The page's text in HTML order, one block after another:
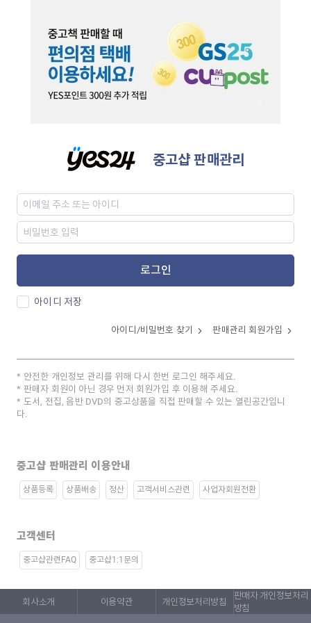
중고샵 판매관리
로그인
아이디 저장
아이디/비밀번호 찾기 판매관리 회원가입
안전한 개인정보 관리를 위해 다시 한번 로그인 해주세요.
판매자 회원이 아닌 경우 먼저 회원가입 후 이용해 주세요.
도서, 전집, 음반 DVD의 중고상품을 직접 판매할 수 있는 열린공간입니
다.
중고샵 판매관리 이용안내
상품등록 상품배송 정산 고객서비스관련 사업자회원전환
고객센터
중고샵관련FAQ 중고샵1:1문의
회사소개 이용약관 개인정보처리방침
판매자 개인정보처리
방침